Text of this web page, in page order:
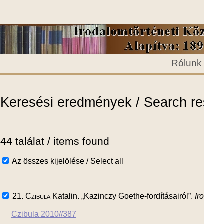
Rólunk
Keresési eredmények / Search
44 találat / items found
Az összes kijelölése / Select all
21. Czibula Katalin. „Kazinczy Goethe-fordításairól”.
Czibula 2010//387